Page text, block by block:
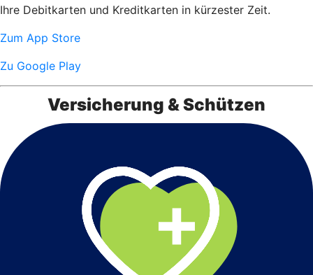
Ihre Debitkarten und Kreditkarten in kürzester Zeit.
Zum App Store
Zu Google Play
Versicherung & Schützen